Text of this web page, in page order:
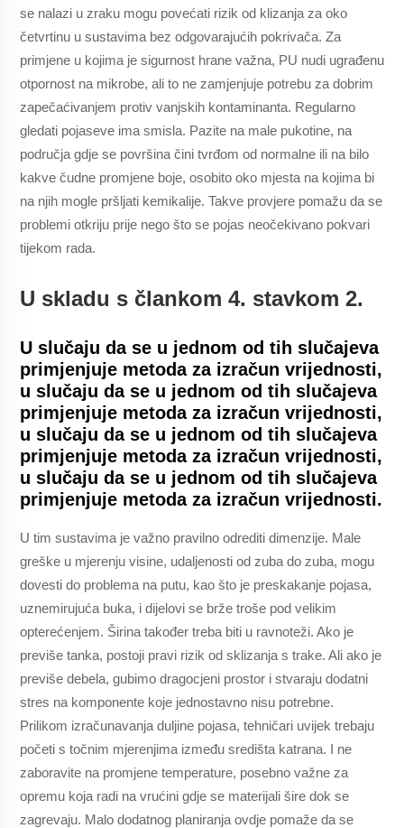
se nalazi u zraku mogu povećati rizik od klizanja za oko
četvrtinu u sustavima bez odgovarajućih pokrivača. Za
primjene u kojima je sigurnost hrane važna, PU nudi ugrađenu
otpornost na mikrobe, ali to ne zamjenjuje potrebu za dobrim
zapečaćivanjem protiv vanjskih kontaminanta. Regularno
gledati pojaseve ima smisla. Pazite na male pukotine, na
područja gdje se površina čini tvrđom od normalne ili na bilo
kakve čudne promjene boje, osobito oko mjesta na kojima bi
na njih mogle pršljati kemikalije. Takve provjere pomažu da se
problemi otkriju prije nego što se pojas neočekivano pokvari
tijekom rada.
U skladu s člankom 4. stavkom 2.
U slučaju da se u jednom od tih slučajeva
primjenjuje metoda za izračun vrijednosti,
u slučaju da se u jednom od tih slučajeva
primjenjuje metoda za izračun vrijednosti,
u slučaju da se u jednom od tih slučajeva
primjenjuje metoda za izračun vrijednosti,
u slučaju da se u jednom od tih slučajeva
primjenjuje metoda za izračun vrijednosti.
U tim sustavima je važno pravilno odrediti dimenzije. Male
greške u mjerenju visine, udaljenosti od zuba do zuba, mogu
dovesti do problema na putu, kao što je preskakanje pojasa,
uznemirujuća buka, i dijelovi se brže troše pod velikim
opterećenjem. Širina također treba biti u ravnoteži. Ako je
previše tanka, postoji pravi rizik od sklizanja s trake. Ali ako je
previše debela, gubimo dragocjeni prostor i stvaraju dodatni
stres na komponente koje jednostavno nisu potrebne.
Prilikom izračunavanja duljine pojasa, tehničari uvijek trebaju
početi s točnim mjerenjima između središta katrana. I ne
zaboravite na promjene temperature, posebno važne za
opremu koja radi na vrućini gdje se materijali šire dok se
zagrevaju. Malo dodatnog planiranja ovdje pomaže da se